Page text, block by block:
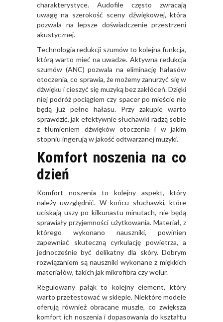
charakterystyce. Audofile często zwracają
uwagę na szerokość sceny dźwiękowej, która
pozwala na lepsze doświadczenie przestrzeni
akustycznej.
Technologia redukcji szumów to kolejna funkcja,
którą warto mieć na uwadze. Aktywna redukcja
szumów (ANC) pozwala na eliminację hałasów
otoczenia, co sprawia, że możemy zanurzyć się w
dźwięku i cieszyć się muzyką bez zakłóceń. Dzięki
niej podróż pociągiem czy spacer po mieście nie
będą już pełne hałasu. Przy zakupie warto
sprawdzić, jak efektywnie słuchawki radzą sobie
z tłumieniem dźwięków otoczenia i w jakim
stopniu ingerują w jakość odtwarzanej muzyki.
Komfort noszenia na co
dzień
Komfort noszenia to kolejny aspekt, który
należy uwzględnić. W końcu słuchawki, które
uciskają uszy po kilkunastu minutach, nie będą
sprawiały przyjemności użytkowania. Materiał, z
którego wykonano nauszniki, powinien
zapewniać skuteczną cyrkulację powietrza, a
jednocześnie być delikatny dla skóry. Dobrym
rozwiązaniem są nauszniki wykonane z miękkich
materiałów, takich jak mikrofibra czy welur.
Regulowany pałąk to kolejny element, który
warto przetestować w sklepie. Niektóre modele
oferują również obracane muszle, co zwiększa
komfort ich noszenia i dopasowania do kształtu